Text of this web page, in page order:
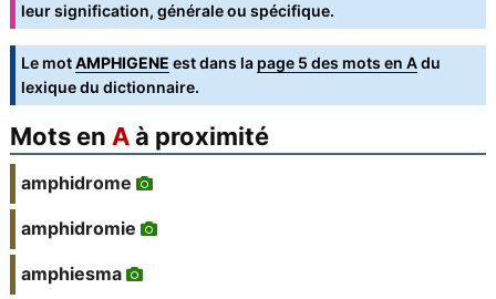
leur signification, générale ou spécifique.
Le motAMPHIGENE est dans la page 5 des mots en Adu
lexique du dictionnaire.
Mots en Aà proximité
amphidrome
amphidromie
amphiesma